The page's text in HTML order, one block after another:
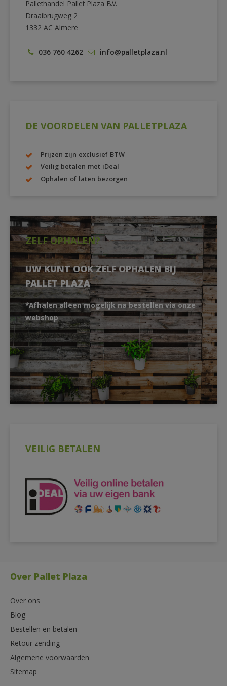
Pallethandel Pallet Plaza B.V.
Draaibrugweg 2
1332 AC Almere
036 760 4262 info@palletplaza.nl
DE VOORDELEN VAN PALLETPLAZA
Prijzen zijn exclusief BTW
Veilig betalen met iDeal
Ophalen of laten bezorgen
ZELF OPHALEN?
UW KUNT OOK ZELF OPHALEN BIJ
PALLET PLAZA
*Afhalen alleen mogelijk na bestellen via onze
webshop
VEILIG BETALEN
Over Pallet Plaza
Over ons
Blog
Bestellen en betalen
Retour zending
Algemene voorwaarden
Sitemap